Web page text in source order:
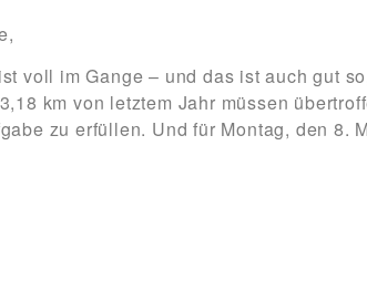
ist voll im Gange – und das ist auch gut
km von letztem Jahr müssen
zu erfüllen. Und für Montag, den 8.